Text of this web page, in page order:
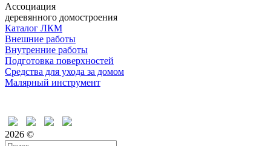
Ассоциация
деревянного домостроения
Каталог ЛКМ
Внешние работы
Внутренние работы
Подготовка поверхностей
Средства для ухода за домом
Малярный инструмент
2026 ©